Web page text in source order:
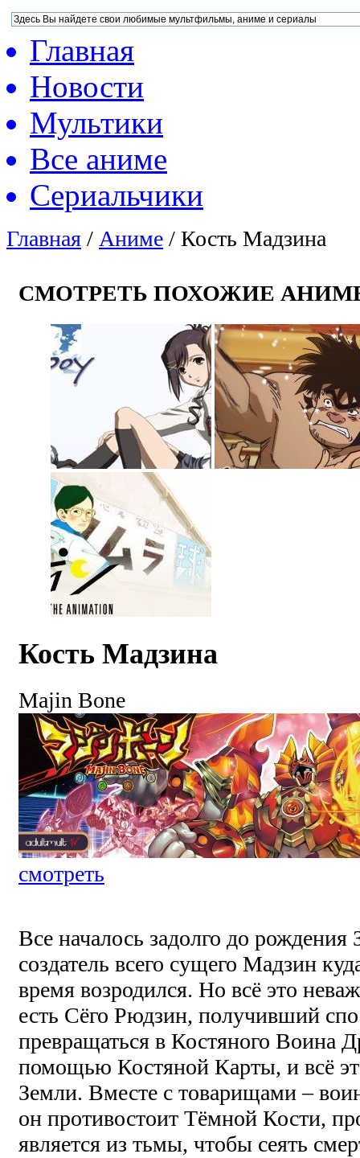
Главная
Новости
Мультики
Все аниме
Сериальчики
Главная / Аниме / Кость Мадзина
СМОТРЕТЬ ПОХОЖИЕ
Кость Мадзина
Majin Bone
смотреть
Все началось задолго до рождения
создатель всего сущего Мадзин
время возродился. Но всё это
есть Сёго Рюдзин, получивший
превращаться в Костяного Воина
помощью Костяной Карты, и всё
Земли. Вместе с товарищами –
он противостоит Тёмной Кости,
является из тьмы, чтобы сеять